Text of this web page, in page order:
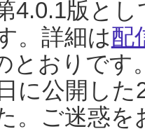
4.0.1版と
。詳細は配
とおりです
に公開し
。ご迷惑